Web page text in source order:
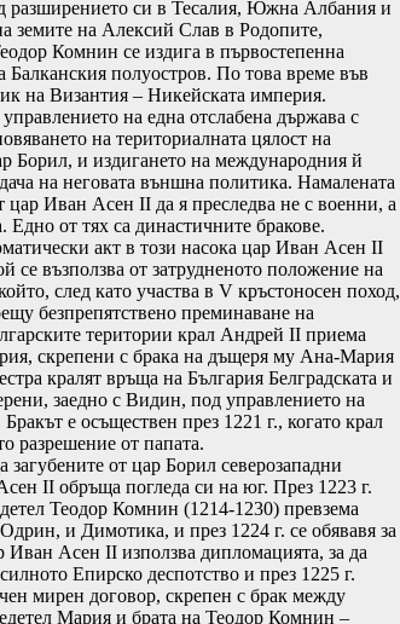
разширението си в Тесалия, Южна Албания и
земите на Алексий Слав в Родопите,
Комнин се издига в първостепенна
Балканския полуостров. По това време във
на Византия – Никейската империя.
на една отслабена държава с
на териториалната цялост на
Борил, и издигането на международния й
на неговата външна политика. Намалената
цар Иван Асен II да я преследва не с военни, а
Едно от тях са династичните бракове.
акт в този насока цар Иван Асен II
се възползва от затрудненото положение на
след като участва в V кръстоносен поход,
безпрепятствено преминаване на
територии крал Андрей II приема
скрепени с брака на дъщеря му Ана-Мария
кралят връща на България Белградската и
заедно с Видин, под управлението на
е осъществен през 1221 г., когато крал
разрешение от папата.
от цар Борил северозападни
II обръща погледа си на юг. През 1223 г.
Теодор Комнин (1214-1230) превзема
и Димотика, и през 1224 г. се обявавя за
Иван Асен II използва дипломацията, за да
Епирско деспотство и през 1225 г.
мирен договор, скрепен с брак между
Мария и брата на Теодор Комнин –